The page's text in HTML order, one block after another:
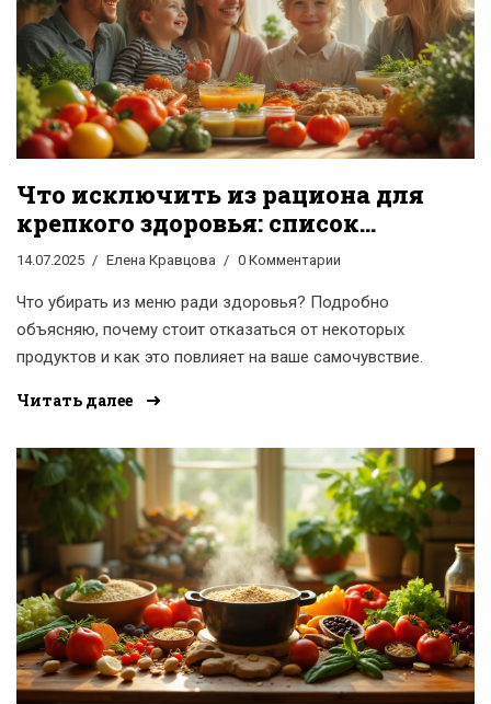
Что исключить из рациона для
крепкого здоровья: список
вредных продуктов
14.07.2025 Елена Кравцова 0 Комментарии
Что убирать из меню ради здоровья? Подробно
объясняю, почему стоит отказаться от некоторых
продуктов и как это повлияет на ваше самочувствие.
Читать далее